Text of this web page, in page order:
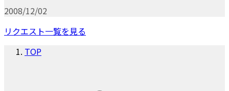
2008/12/02
リクエスト一覧を見る
TOP